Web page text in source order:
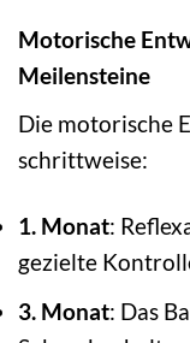
Motorische
Meilensteine
Die motorische
schrittweise:
1. Monat:
gezielte
3. Monat: Das